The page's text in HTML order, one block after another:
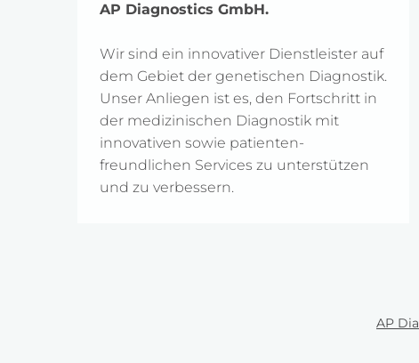
AP Diagnostics GmbH.
Wir sind ein innovativer Dienstleister auf
dem Gebiet der genetischen Diagnostik.
Unser Anliegen ist es, den Fortschritt in
der medizinischen Diagnostik mit
innovativen sowie patienten-
freundlichen Services zu unterstützen
und zu verbessern.
AP